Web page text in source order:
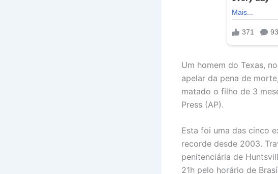
Um homem do Texas,
apelar da pena de
matado o filho de 3
Press (AP).
Esta foi uma das cinco
recorde desde 2003.
penitenciária de
21h pelo horário de